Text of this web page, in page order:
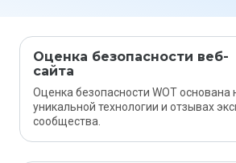
Оценка безопасности веб-
сайта
Оценка безопасности WOT основана
уникальной технологии и отзывах
сообщества.